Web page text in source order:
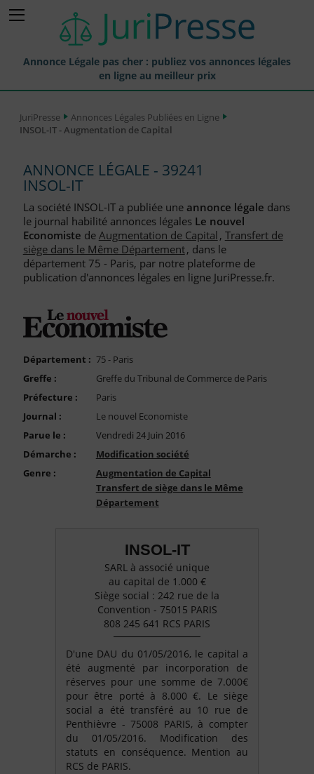
Annonce Légale pas cher : publiez vos annonces légales
en ligne au meilleur prix
Annonces Légales Publiées
Journaux Habilités (JAL) Annonces Légales
Départements pour la Publication d'Annonces Légales
Liste des Greffes
Liste des CCI
FAQ
Compte PRO
JuriPresse
Annonces Légales Publiées en Ligne
INSOL-IT - Augmentation de Capital
ANNONCE LÉGALE - 39241
INSOL-IT
La société INSOL-IT a publiée une annonce légale dans
le journal habilité annonces légales Le nouvel
Economiste deAugmentation de Capital, Transfert de
siège dans le Même Département, dans le
département 75 - Paris, par notre plateforme de
publication d'annonces légales en ligne JuriPresse.fr.
Département : 75 - Paris
Greffe :
Greffe du Tribunal de Commerce de Paris
Préfecture :
Paris
Journal :
Le nouvel Economiste
Parue le :
Vendredi 24 Juin 2016
Démarche :
Modification société
Genre :
Augmentation de Capital
Transfert de siège dans le Même
Département
INSOL-IT
SARL à associé unique
au capital de 1.000 €
Siège social : 242 rue de la
Convention - 75015 PARIS
808 245 641 RCS PARIS
D'une DAU du 01/05/2016, le capital a
été augmenté par incorporation de
réserves pour une somme de 7.000€
pour être porté à 8.000 €. Le siège
social a été transféré au 10 rue de
Penthièvre - 75008 PARIS, à compter
du 01/05/2016. Modification des
statuts en conséquence. Mention au
RCS de PARIS.